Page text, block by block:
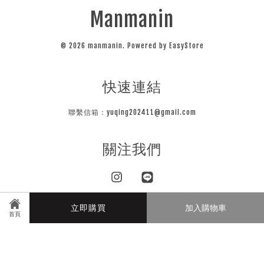
首頁
立即購買 加入購物車
Manmanin
© 2026 manmanin. Powered by EasyStore
快速連結
聯繫信箱：yuqing202411@gmail.com
關注我們
Instagram
Visa Master JCB